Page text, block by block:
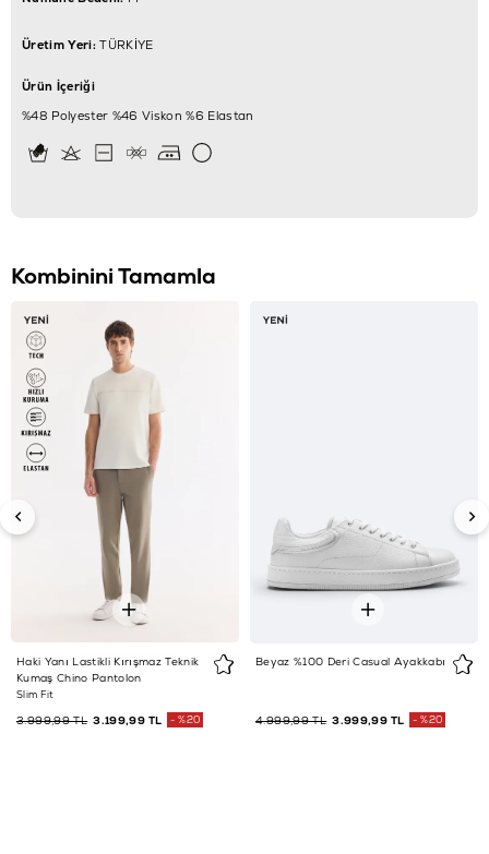
Üretim Yeri:TÜRKİYE
Ürün İçeriği
%48 Polyester %46 Viskon %6 Elastan
Kombinini Tamamla
Haki Yanı Lastikli Kırışmaz Teknik
Kumaş Chino Pantolon
Slim Fit
3.199,99 TL
3.999,99 TL %20
Beyaz %100 Deri Casual Ayakkabı
3.999,99 TL
4.999,99 TL %20